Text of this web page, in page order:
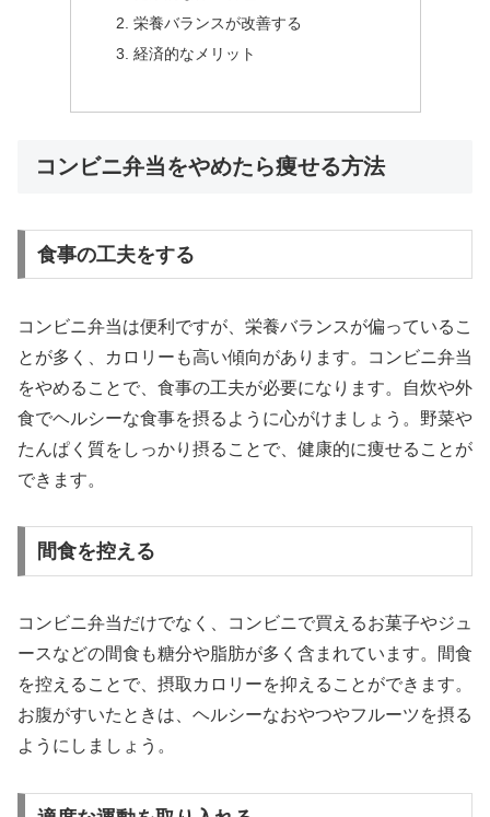
栄養バランスが改善する
経済的なメリット
コンビニ弁当をやめたら痩せる方法
食事の工夫をする
コンビニ弁当は便利ですが、栄養バランスが偏っているこ
とが多く、カロリーも高い傾向があります。コンビニ弁当
をやめることで、食事の工夫が必要になります。自炊や外
食でヘルシーな食事を摂るように心がけましょう。野菜や
たんぱく質をしっかり摂ることで、健康的に痩せることが
できます。
間食を控える
コンビニ弁当だけでなく、コンビニで買えるお菓子やジュ
ースなどの間食も糖分や脂肪が多く含まれています。間食
を控えることで、摂取カロリーを抑えることができます。
お腹がすいたときは、ヘルシーなおやつやフルーツを摂る
ようにしましょう。